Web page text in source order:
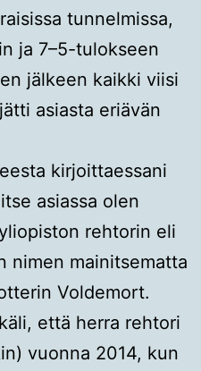
tunnelmissa,
ja 7–5-tulokseen
jälkeen kaikki viisi
asiasta eriävän
kirjoittaessani
asiassa olen
rehtorin eli
nimen mainitsematta
Voldemort.
että herra rehtori
vuonna 2014, kun